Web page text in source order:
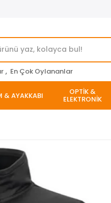
, En Çok Oylananlar
& AYAKKABI OPTİK &
ELEKTRONİK